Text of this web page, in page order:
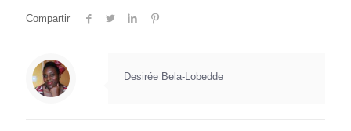
Compartir
Desirée Bela-Lobedde